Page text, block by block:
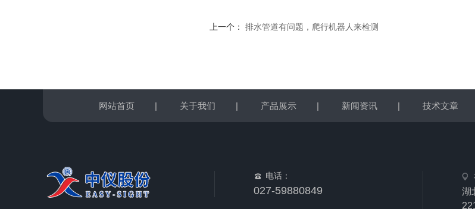
上一个： 排水管道有问题，爬行机器人来检测
网站首页 | 关于我们 | 产品展示 | 新闻资讯 | 技术文章
电话：
027-59880849
湖